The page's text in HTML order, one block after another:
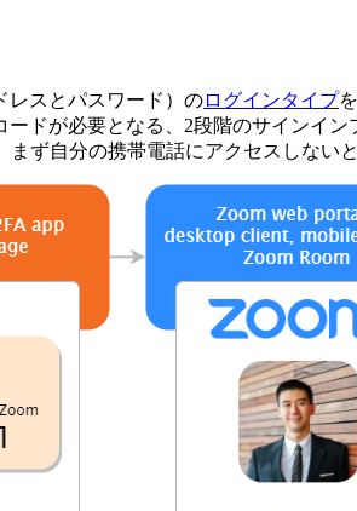
レスとパスワード）のログインタイプ
ドが必要となる、2段階のサインイ
まず自分の携帯電話にアクセスしない